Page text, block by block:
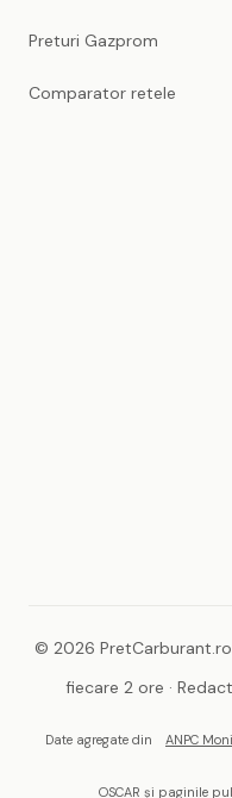
Preturi Gazprom
Comparator retele
© 2026
fiecare 2 ore ·
Date agregate din ANPC
OSCAR și paginile